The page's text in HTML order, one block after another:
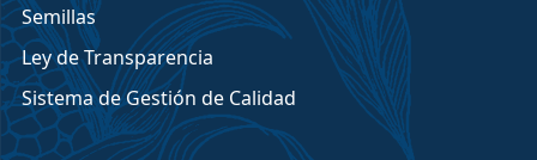
Semillas
Ley de Transparencia
Sistema de Gestión de Calidad